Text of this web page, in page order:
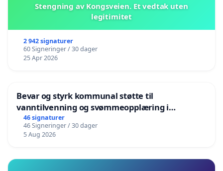
Stengning av Kongsveien. Et vedtak uten
legitimitet
2 942 signaturer
60 Signeringer / 30 dager
25 Apr 2026
Bevar og styrk kommunal støtte til
vanntilvenning og svømmeopplæring i
barnehagene i Haugesund
46 signaturer
46 Signeringer / 30 dager
5 Aug 2026